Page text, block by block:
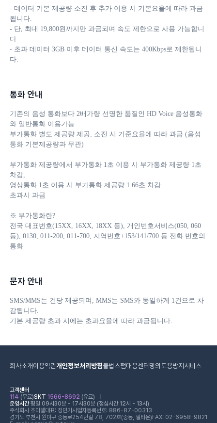
- 데이터 기본 제공량 소진 후 추가 이용 시 기본요율에 따라 과금
됩니다.
- 단, 최대 19,800원까지만 과금되며 속도 제한으로 사용 가능합니
다.
- 초과 데이터 3GB 이후 데이터 통신 속도는 400Kbps로 제한됩니
다.
통화 안내
기존의 음성 통화보다 2배가량 선명한 품질인 HD Voice 음성통화
와 일반통화 이용가능
부가통화 별도 제공량 제공, 소진 시 기준요율에 따라 과금 (음성
통화 기본제공량과 무관)
부가통화 제공량에서 부가통화 1초 이용 시 부가통화 제공량 1초
차감,
영상통화 1초 이용 시 부가통화 제공량 1.66초 차감
초과시 과금
※ 부가통화란?
전국 대표번호(15XX, 16XX, 18XX 등), 개인번호서비스(050, 060
등), 0130, 011-200, 011-700, 지역번호+153/141/700 등 전화 번호의
통화
문자 안내
SMS/MMS는 건당 제공되며, MMS는 SMS와 동일하게 1건으로 차
감됩니다.
기본 제공량 초과 시에는 초과요율에 따라 과금됩니다.
회사소개이용약관개인정보처리방침불법스팸대응센터 명의도용방지서비스
고객센터
114 (무료)SKT 1566-8692 (유료)
운영시간평일 09시30분 - 17시30분 (점심시간 12시 - 13시)
주식회사 조이텔대표: 정민기 사업자등록번호: 886-87-00313
경기도 부천시 원미구 중동로254번길 78, 702호(중동, 필타운) FAX: 02-6958-9821